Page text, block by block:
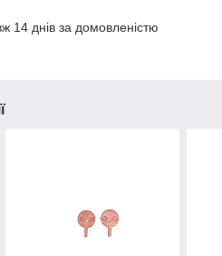
14 днів за домовленістю